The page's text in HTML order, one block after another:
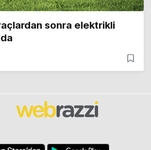
sonra elektrikli